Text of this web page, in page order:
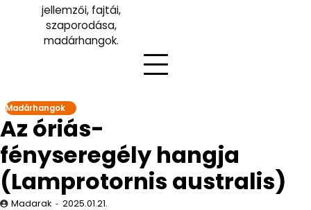
jellemzői, fajtái,
szaporodása,
madárhangok.
Madárhangok
Az óriás-
fényseregély hangja
(Lamprotornis australis)
Madarak 2025.01.21.